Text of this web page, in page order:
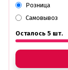
Розница
Самовывоз
Осталось 5 шт.